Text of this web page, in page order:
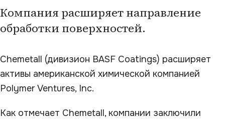
Компания расширяет направление
обработки поверхностей.
Chemetall (дивизион BASF Coatings) расширяет
активы американской химической компанией
Polymer Ventures, Inc.
Как отмечает Chemetall, компании заключили